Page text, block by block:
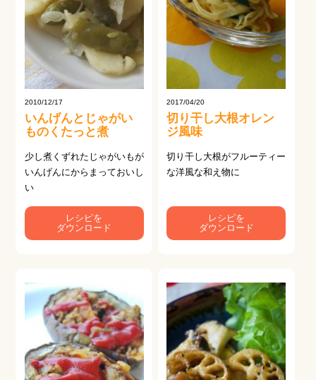
2010/12/17
いんげんとじゃがい
ものくたっと煮
少し煮くずれたじゃがいもが
いんげんにからまっておいし
い
レシピを
ダウンロード
2017/04/20
切り干し大根オレン
ジ風味
切り干し大根がフルーティー
な洋風な和え物に
レシピを
ダウンロード